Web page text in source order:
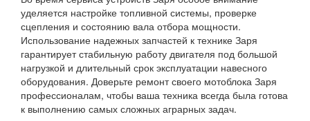
уделяется настройке топливной системы, проверке
сцепления и состоянию вала отбора мощности.
Использование надежных запчастей к технике Заря
гарантирует стабильную работу двигателя под большой
нагрузкой и длительный срок эксплуатации навесного
оборудования. Доверьте ремонт своего мотоблока Заря
профессионалам, чтобы ваша техника всегда была готова
к выполнению самых сложных аграрных задач.